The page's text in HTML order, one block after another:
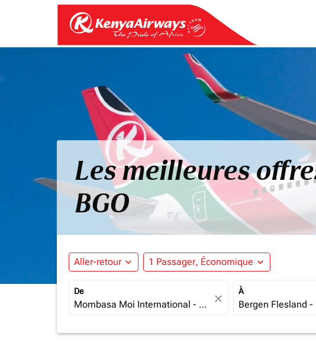
Les meilleures
BGO
Aller-retour expand_more 1 Passager, Économique expand_more
De
close
À